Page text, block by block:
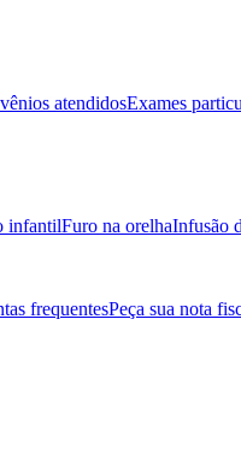
atendidosExames
infantilFuro na orelhaInfusão
frequentesPeça sua nota